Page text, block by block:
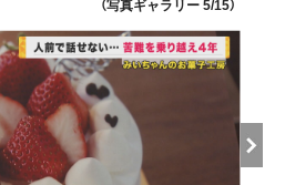
（写真ギャラリー 5/15）